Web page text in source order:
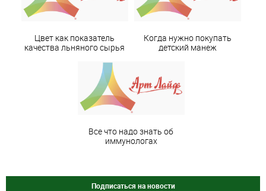
Цвет как показатель
качества льняного сырья
Когда нужно покупать
детский манеж
Все что надо знать об
иммунологах
Подписаться на новости